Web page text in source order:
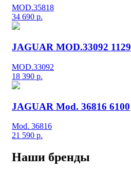
MOD.35818
34 690 р.
JAGUAR MOD.33092 1129
MOD.33092
18 390 р.
JAGUAR Mod. 36816 6100
Mod. 36816
21 590 р.
Наши бренды